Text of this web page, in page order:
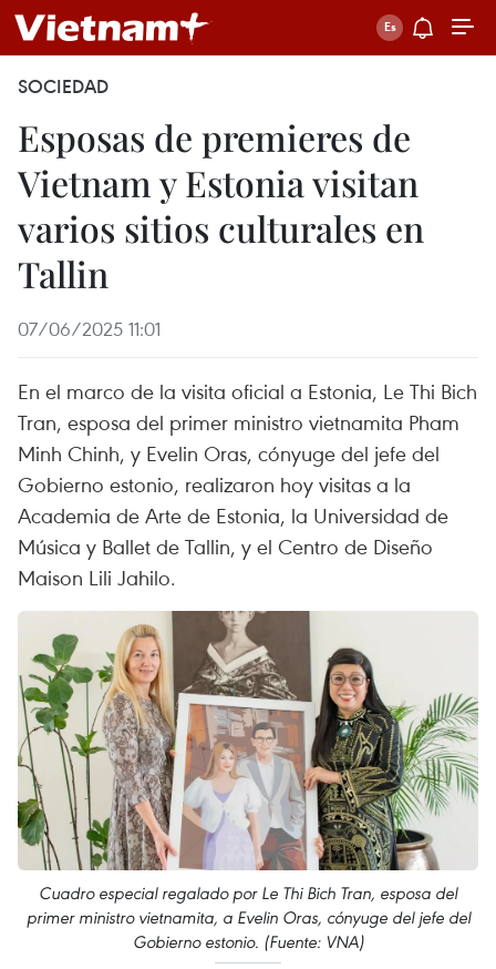
SOCIEDAD
Esposas de premieres de
Vietnam y Estonia visitan
varios sitios culturales en
Tallin
07/06/2025 11:01
En el marco de la visita oficial a Estonia, Le Thi Bich
Tran, esposa del primer ministro vietnamita Pham
Minh Chinh, y Evelin Oras, cónyuge del jefe del
Gobierno estonio, realizaron hoy visitas a la
Academia de Arte de Estonia, la Universidad de
Música y Ballet de Tallin, y el Centro de Diseño
Maison Lili Jahilo.
Cuadro especial regalado por Le Thi Bich Tran, esposa del
primer ministro vietnamita, a Evelin Oras, cónyuge del jefe del
Gobierno estonio. (Fuente: VNA)